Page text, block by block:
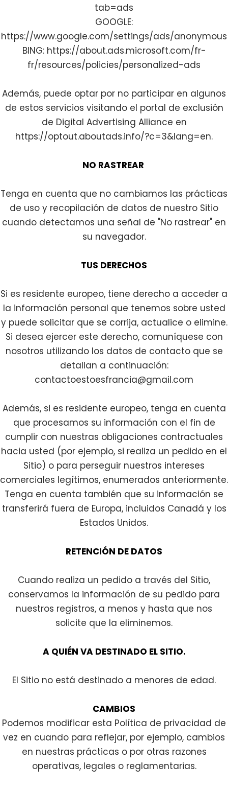
tab=ads
GOOGLE:
https://www.google.com/settings/ads/anonymous
BING: https://about.ads.microsoft.com/fr-
fr/resources/policies/personalized-ads
Además, puede optar por no participar en algunos
de estos servicios visitando el portal de exclusión
de Digital Advertising Alliance en
https://optout.aboutads.info/?c=3&lang=en.
NO RASTREAR
Tenga en cuenta que no cambiamos las prácticas
de uso y recopilación de datos de nuestro Sitio
cuando detectamos una señal de "No rastrear" en
su navegador.
TUS DERECHOS
Si es residente europeo, tiene derecho a acceder a
la información personal que tenemos sobre usted
y puede solicitar que se corrija, actualice o elimine.
Si desea ejercer este derecho, comuníquese con
nosotros utilizando los datos de contacto que se
detallan a continuación:
contactoestoesfrancia@gmail.com
Además, si es residente europeo, tenga en cuenta
que procesamos su información con el fin de
cumplir con nuestras obligaciones contractuales
hacia usted (por ejemplo, si realiza un pedido en el
Sitio) o para perseguir nuestros intereses
comerciales legítimos, enumerados anteriormente.
Tenga en cuenta también que su información se
transferirá fuera de Europa, incluidos Canadá y los
Estados Unidos.
RETENCIÓN DE DATOS
Cuando realiza un pedido a través del Sitio,
conservamos la información de su pedido para
nuestros registros, a menos y hasta que nos
solicite que la eliminemos.
A QUIÉN VA DESTINADO EL SITIO.
El Sitio no está destinado a menores de edad.
CAMBIOS
Podemos modificar esta Política de privacidad de
vez en cuando para reflejar, por ejemplo, cambios
en nuestras prácticas o por otras razones
operativas, legales o reglamentarias.